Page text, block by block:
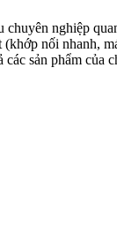
nghiệp
nối nhanh,
sản phẩm của